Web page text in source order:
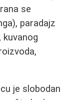
se
paradajz
kuvanog
je slobodan